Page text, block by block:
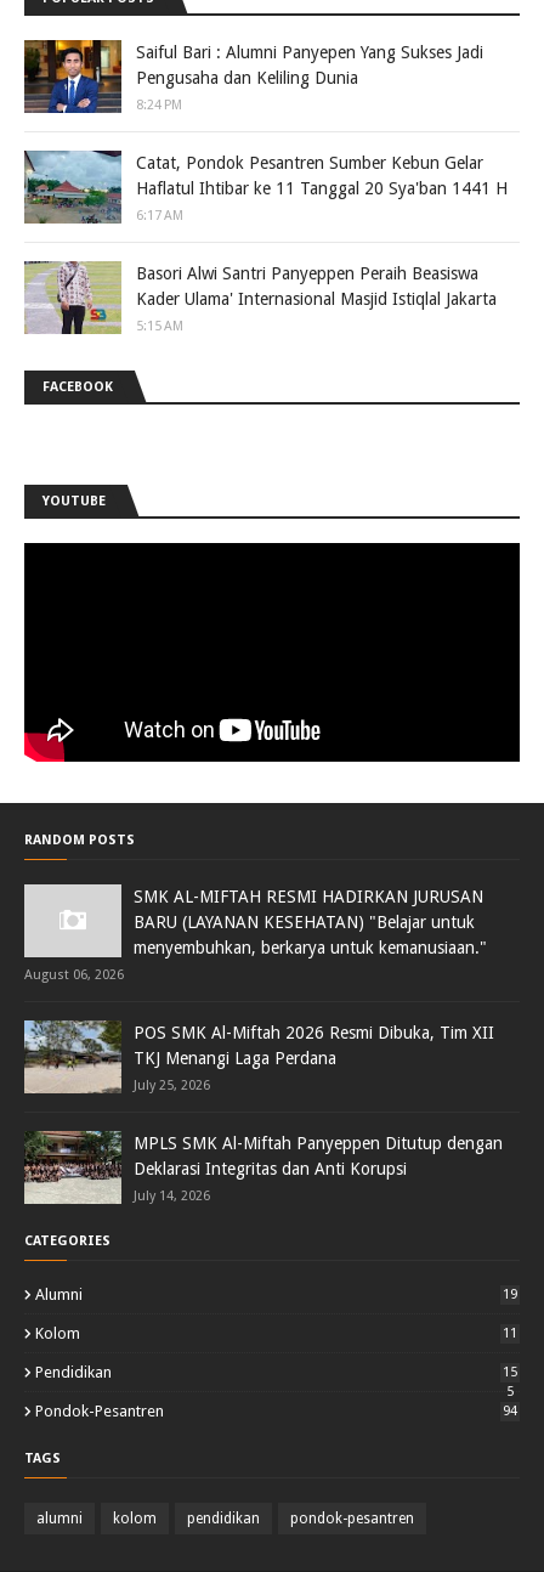
Saiful Bari : Alumni Panyepen Yang Sukses Jadi
Pengusaha dan Keliling Dunia
8:24 PM
Catat, Pondok Pesantren Sumber Kebun Gelar
Haflatul Ihtibar ke 11 Tanggal 20 Sya'ban 1441 H
6:17 AM
Basori Alwi Santri Panyeppen Peraih Beasiswa
Kader Ulama' Internasional Masjid Istiqlal Jakarta
5:15 AM
FACEBOOK
YOUTUBE
RANDOM POSTS
SMK AL-MIFTAH RESMI HADIRKAN JURUSAN
BARU (LAYANAN KESEHATAN) "Belajar untuk
menyembuhkan, berkarya untuk kemanusiaan."
August 06, 2026
POS SMK Al-Miftah 2026 Resmi Dibuka, Tim XII
TKJ Menangi Laga Perdana
July 25, 2026
MPLS SMK Al-Miftah Panyeppen Ditutup dengan
Deklarasi Integritas dan Anti Korupsi
July 14, 2026
CATEGORIES
Alumni 19
Kolom 11
Pendidikan
15
5
Pondok-Pesantren 94
TAGS
alumni kolom pendidikan pondok-pesantren